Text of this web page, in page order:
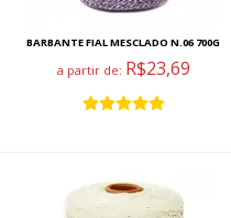
BARBANTE FIAL MESCLADO N.06 700G
a partir de: R$23,69